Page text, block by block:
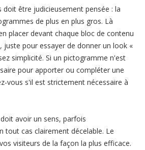
doit être judicieusement pensée : la
de plus en plus gros. Là
placer devant chaque bloc de contenu
juste pour essayer de donner un look «
simplicité. Si un pictogramme n'est
pour apporter ou compléter une
vous s'il est strictement nécessaire à
avoir un sens, parfois
tout cas clairement décelable. Le
visiteurs de la façon la plus efficace.